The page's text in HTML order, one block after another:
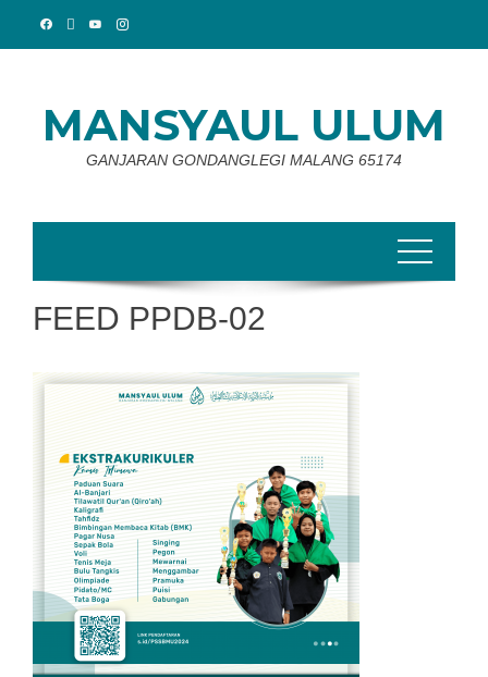
MANSYAUL ULUM
GANJARAN GONDANGLEGI MALANG 65174
FEED PPDB-02